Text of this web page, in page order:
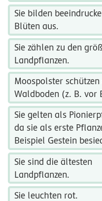
Sie bilden
Blüten aus.
Sie zählen zu den
Landpflanzen.
Moospolster schützen
Waldboden (z. B. vor
Sie gelten als
da sie als erste
Beispiel Gestein
Sie sind die ältesten
Landpflanzen.
Sie leuchten rot.